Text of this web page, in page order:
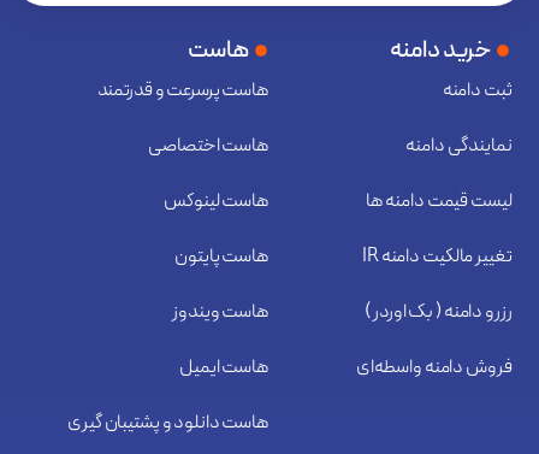
خرید دامنه
ثبت دامنه
نمایندگی دامنه
لیست قیمت دامنه ها
تغییر مالکیت دامنه IR
رزرو دامنه ( بک اوردر )
فروش دامنه واسطه‌ای
هاست
هاست پرسرعت و قدرتمند
هاست اختصاصی
هاست لینوکس
هاست پایتون
هاست ویندوز
هاست ایمیل
هاست دانلود و پشتیبان گیری